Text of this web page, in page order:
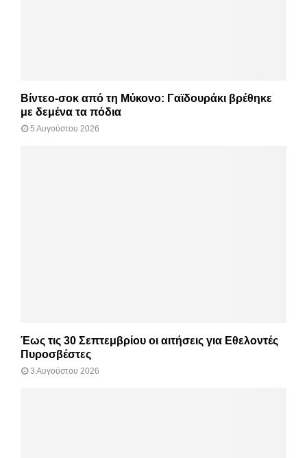
Βίντεο-σοκ από τη Μύκονο: Γαϊδουράκι βρέθηκε
με δεμένα τα πόδια
5 Αυγούστου 2026
Έως τις 30 Σεπτεμβρίου οι αιτήσεις για Εθελοντές
Πυροσβέστες
3 Αυγούστου 2026